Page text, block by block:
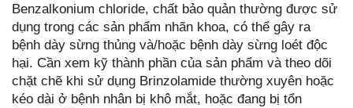
Benzalkonium chloride, chất bảo quản thường được sử
dụng trong các sản phẩm nhãn khoa, có thể gây ra
bệnh dày sừng thủng và/hoặc bệnh dày sừng loét độc
hại. Cần xem kỹ thành phần của sản phẩm và theo dõi
chặt chẽ khi sử dụng Brinzolamide thường xuyên hoặc
kéo dài ở bệnh nhân bị khô mắt, hoặc đang bị tổn